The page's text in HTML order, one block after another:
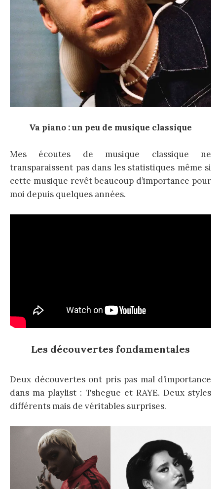
Va piano : un peu de musique classique
Mes écoutes de musique classique ne
transparaissent pas dans les statistiques même si
cette musique revêt beaucoup d’importance pour
moi depuis quelques années.
Les découvertes fondamentales
Deux découvertes ont pris pas mal d’importance
dans ma playlist : Tshegue et RAYE. Deux styles
différents mais de véritables surprises.